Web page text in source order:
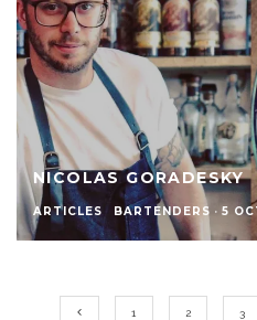
NICOLAS GORADESKY
ARTICLES BARTENDERS · 5
1 2 3